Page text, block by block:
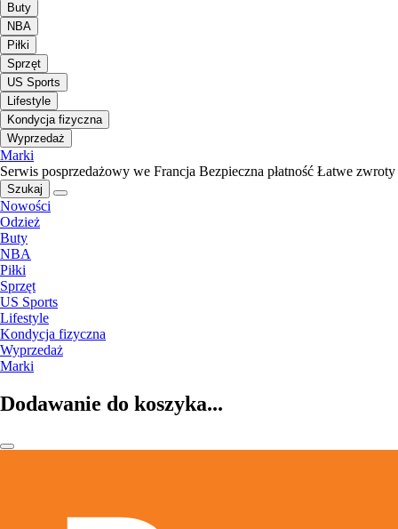
Buty
NBA
Piłki
Sprzęt
US Sports
Lifestyle
Kondycja fizyczna
Wyprzedaż
Marki
Serwis posprzedażowy we Francja Bezpieczna płatność Łatwe zwroty
Szukaj
Nowości
Odzież
Buty
NBA
Piłki
Sprzęt
US Sports
Lifestyle
Kondycja fizyczna
Wyprzedaż
Marki
Dodawanie do koszyka...